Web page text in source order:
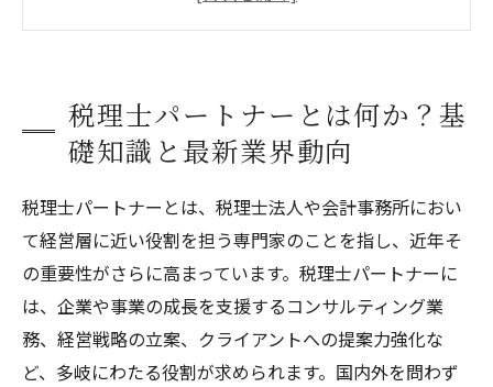
税理士パートナーになるための条件・必要スキ
判を多角的に分析
法人・個人別 税理士パートナーの選び方と活用
事務所概要
税理士パートナーとは何か？基
礎知識と最新業界動向
税理士パートナーとは、税理士法人や会計事務所におい
て経営層に近い役割を担う専門家のことを指し、近年そ
の重要性がさらに高まっています。税理士パートナーに
は、企業や事業の成長を支援するコンサルティング業
務、経営戦略の立案、クライアントへの提案力強化な
ど、多岐にわたる役割が求められます。国内外を問わず